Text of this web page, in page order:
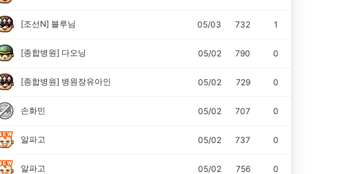
[조선N] 블루님 05/03 732 1
[종합병원] 다오닝 05/02 790 0
[종합병원] 병원장유아인 05/02 729 0
손화민 05/02 707 0
알파고 05/02 737 0
알파고 05/02 756 0